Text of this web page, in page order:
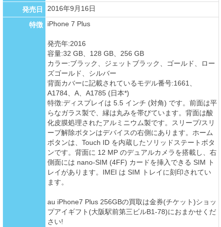
発売日
2016年9月16日
特徴 iPhone 7 Plus
発売年:2016
容量:32 GB、128 GB、256 GB
カラー:ブラック、ジェットブラック、ゴールド、ロー
ズゴールド、シルバー
背面カバーに記載されているモデル番号:1661、
A1784、A、A1785 (日本*)
特徴:ディスプレイは 5.5 インチ (対角) です。前面は平
らなガラス製で、縁は丸みを帯びています。背面は酸
化皮膜処理されたアルミニウム製です。スリープ/スリ
ープ解除ボタンはデバイスの右側にあります。ホーム
ボタンは、Touch ID を内蔵したソリッドステートボタ
ンです。背面に 12 MP のデュアルカメラを搭載し、右
側面には nano-SIM (4FF) カードを挿入できる SIM ト
レイがあります。IMEI は SIM トレイに刻印されてい
ます。
au iPhone7 Plus 256GBの買取は金券(チケット)ショッ
プアイギフト(大阪駅前第三ビルB1-78)におまかせくだ
さい!